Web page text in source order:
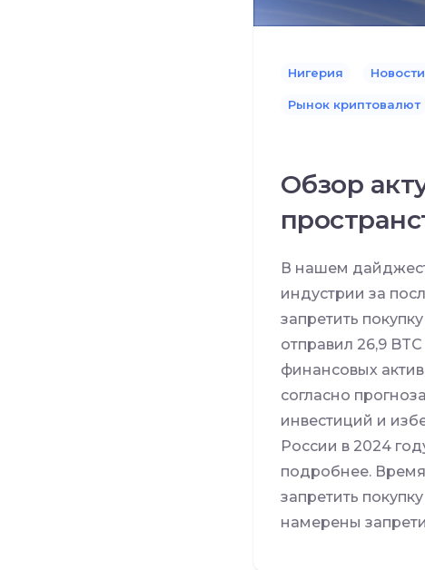
Нигерия Новости
Рынок криптовалют
Обзор
В нашем
индустрии за
запретить
отправил 26,9
финансовых
согласно
инвестиций и
России в 2024
подробнее.
запретить
намерены